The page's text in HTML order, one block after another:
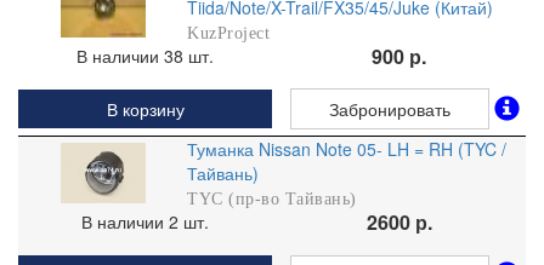
Tiida/Note/X-Trail/FX35/45/Juke (Китай)
KuzProject
В наличии 38 шт. 900 р.
В корзину
Забронировать
Туманка Nissan Note 05- LH = RH (TYC /
Тайвань)
TYC (пр-во Тайвань)
В наличии 2 шт. 2600 р.